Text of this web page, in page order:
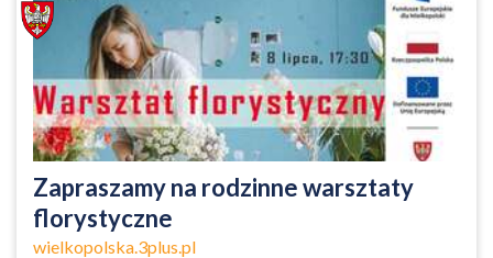
Zapraszamy na rodzinne warsztaty
florystyczne
wielkopolska.3plus.pl